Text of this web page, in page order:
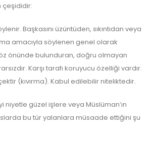
çeşididir:
Başkasını üzüntüden, sıkıntıdan veya
amacıyla söylenen genel olarak
önünde bulunduran, doğru olmayan
Karşı tarafı koruyucu özelliği vardır.
(kıvırma). Kabul edilebilir niteliktedir.
niyetle güzel işlere veya Müslüman’ın
bu tür yalanlara müsaade ettiğini şu